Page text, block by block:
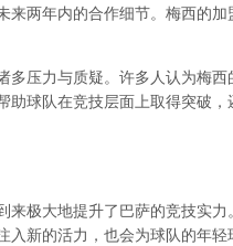
两年内的合作细节。梅西的
压力与质疑。许多人认为梅
球队在竞技层面上取得突破
极大地提升了巴萨的竞技实
新的活力，也会为球队的年轻